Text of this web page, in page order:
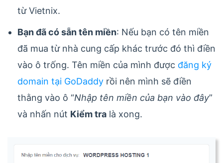
từ Vietnix.
Bạn đã có sẵn tên miền: Nếu bạn có tên miền
đã mua từ nhà cung cấp khác trước đó thì điền
vào ô trống. Tên miền của mình được đăng ký
domain tại GoDaddy rồi nên mình sẽ điền
thằng vào ô “Nhập tên miền của bạn vào đây”
và nhấn nút Kiểm tra là xong.